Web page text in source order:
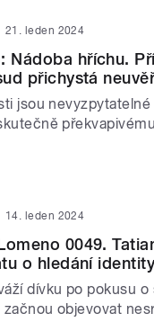
21. leden 2024
Nádoba hříchu.
přichystá
jsou
14. leden 2024
0049.
o hledání
dívku po pokusu o
začnou objevovat